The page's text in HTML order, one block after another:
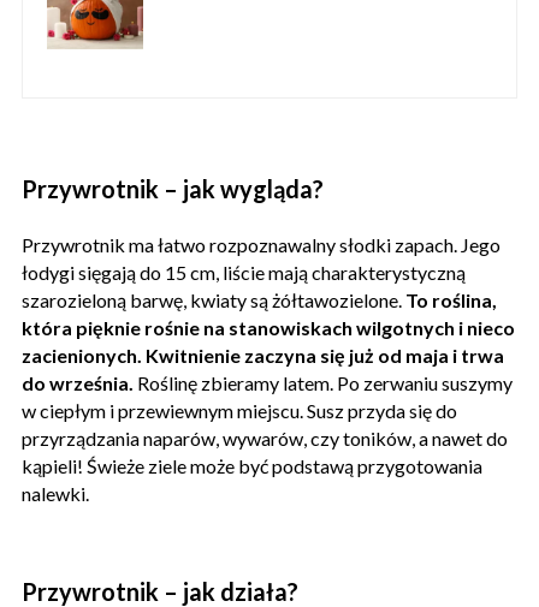
Przywrotnik – jak wygląda?
Przywrotnik ma łatwo rozpoznawalny słodki zapach. Jego
łodygi sięgają do 15 cm, liście mają charakterystyczną
szarozieloną barwę, kwiaty są żółtawozielone. To roślina,
która pięknie rośnie na stanowiskach wilgotnych i nieco
zacienionych. Kwitnienie zaczyna się już od maja i trwa
do września. Roślinę zbieramy latem. Po zerwaniu suszymy
w ciepłym i przewiewnym miejscu. Susz przyda się do
przyrządzania naparów, wywarów, czy toników, a nawet do
kąpieli! Świeże ziele może być podstawą przygotowania
nalewki.
Przywrotnik – jak działa?